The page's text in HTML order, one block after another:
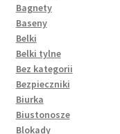
Bagnety
Baseny
Belki
Belki tylne
Bez kategorii
Bezpieczniki
Biurka
Biustonosze
Blokady